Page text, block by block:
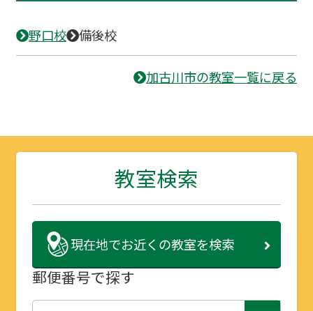
野口校 備後校
加古川市の教室一覧に戻る
教室検索
現在地でお近くの教室を検索
郵便番号で探す